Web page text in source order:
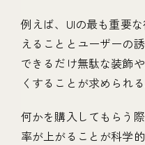
例えば、UIの最も重要
えることとユーザーの
できるだけ無駄な装飾
くすることが求められる
何かを購入してもらう
率が上がることが科学